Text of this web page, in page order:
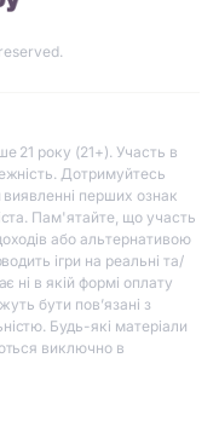
21 року (21+). Участь в
Дотримуйтесь
виявленні перших ознак
Пам'ятайте, що участь
або альтернативою
ігри на реальні та/
ні в якій формі оплату
бути пов’язані з
Будь-які матеріали
виключно в